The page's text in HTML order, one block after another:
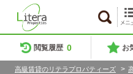
閲覧履歴 0 お
高級賃貸のリテラプロパティーズ >